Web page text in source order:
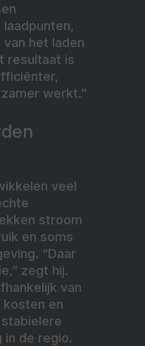
het laden
resultaat is
werkt.”
veel
stroom
en soms
“Daar
zegt hij.
van
en
in de regio.